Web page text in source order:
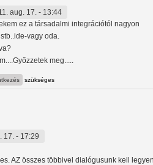
aug. 17. - 13:44
ez a társadalmi integrációtól nagyon
vagy oda.
meg.....
szükséges
17. - 17:29
AZ összes többivel dialógusunk kell